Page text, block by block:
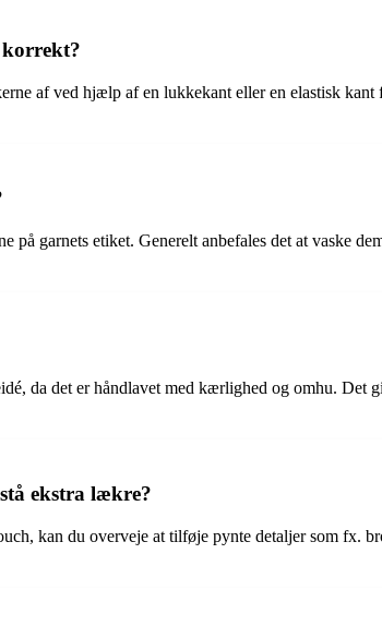
af ved hjælp af en lukkekant eller en elastisk
på garnets etiket. Generelt anbefales det at vaske
da det er håndlavet med kærlighed og omhu.
ekstra lækre?
kan du overveje at tilføje pynte detaljer som fx.